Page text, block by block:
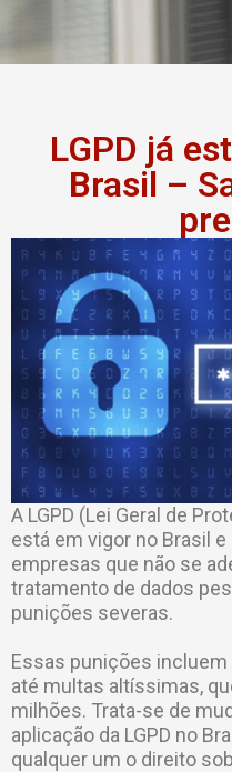
LGPD já
Brasil –
A LGPD (Lei Geral de
está em vigor no Brasil e
empresas que não se
tratamento de dados
punições severas.
Essas punições
até multas altíssimas,
milhões. Trata-se de
aplicação da LGPD no
qualquer um o direito